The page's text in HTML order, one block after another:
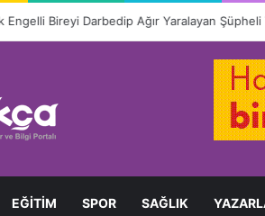
Engelli Bireyi Darbedip Ağır Yaralayan Şüpheli
EĞITIM SPOR SAĞLIK